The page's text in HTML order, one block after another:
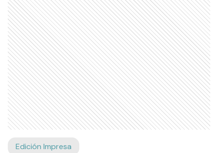
Edición Impresa